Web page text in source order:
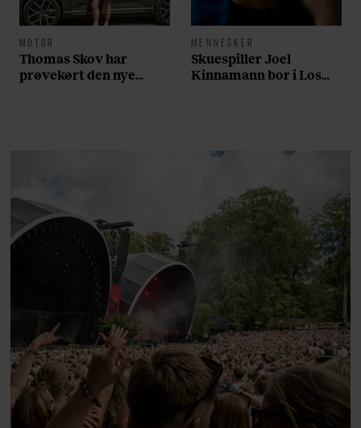
MOTOR
Thomas Skov har
prøvekørt den nye
MENNESKER
Skuespiller Joel
Kinnamann bor i Los
morgen”